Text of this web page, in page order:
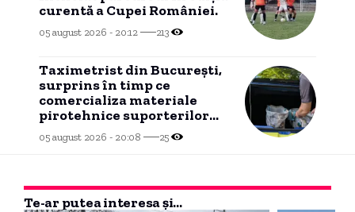
curentă a Cupei României.
05 august 2026 - 20:12 213
Taximetrist din București,
surprins în timp ce
comercializa materiale
pirotehnice suporterilor
israelieni pentru meciul de
la Ploiești
05 august 2026 - 20:08 25
Te-ar putea interesa și...